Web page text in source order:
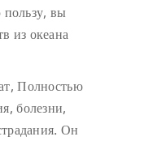
пользу, вы
из океана
Полностью
болезни,
Он